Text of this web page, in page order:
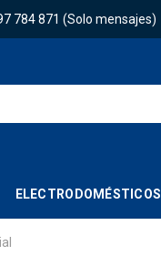
784 871 (Solo mensajes)
ELECTRODOMÉSTICOS